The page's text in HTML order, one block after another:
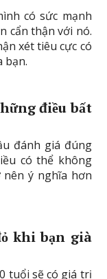
có sức mạnh
cẩn thận với nó.
xét tiêu cực có
bạn.
điều bất
đánh giá đúng
có thể không
ý nghĩa hơn
khi bạn già
tuổi sẽ có giá trị